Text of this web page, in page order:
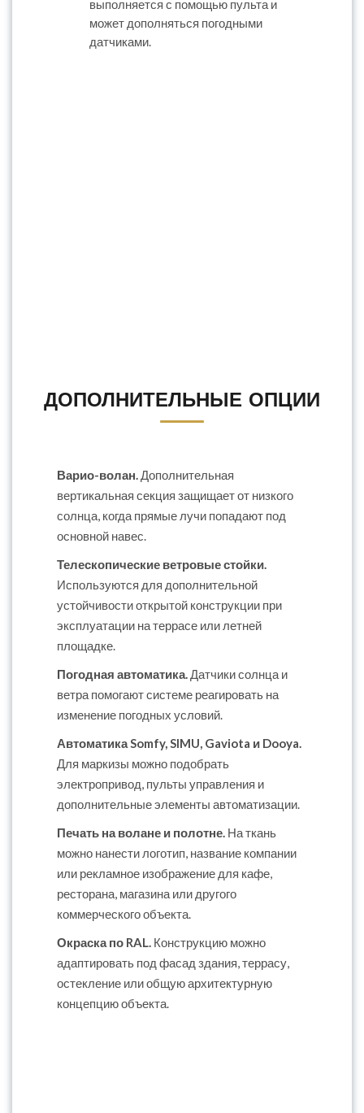
выполняется с помощью пульта и
может дополняться погодными
датчиками.
ДОПОЛНИТЕЛЬНЫЕ ОПЦИИ
Варио-волан.Дополнительная
вертикальная секция защищает от низкого
солнца, когда прямые лучи попадают под
основной навес.
Телескопические ветровые стойки.
Используются для дополнительной
устойчивости открытой конструкции при
эксплуатации на террасе или летней
площадке.
Погодная автоматика.Датчики солнца и
ветра помогают системе реагировать на
изменение погодных условий.
Автоматика Somfy, SIMU, Gaviota и Dooya.
Для маркизы можно подобрать
электропривод, пульты управления и
дополнительные элементы автоматизации.
Печать на волане и полотне. На ткань
можно нанести логотип, название компании
или рекламное изображение для кафе,
ресторана, магазина или другого
коммерческого объекта.
Окраска по RAL. Конструкцию можно
адаптировать под фасад здания, террасу,
остекление или общую архитектурную
концепцию объекта.